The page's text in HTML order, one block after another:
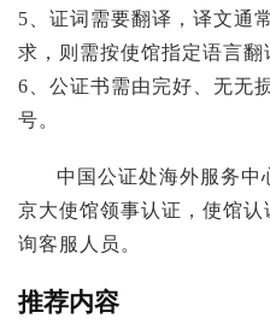
5、证词需要翻译，译文通
求，则需按使馆指定语言翻
6、公证书需由完好、无无
号。
中国公证处海外服务中
京大使馆领事认证，使馆
询客服人员。
推荐内容